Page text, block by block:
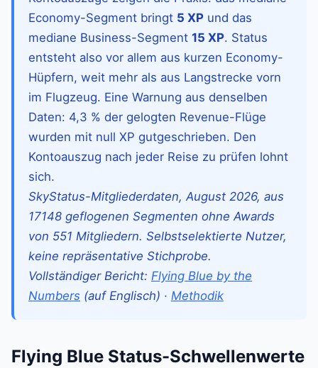
Economy-Segment bringt 5 XP und das
mediane Business-Segment 15 XP. Status
entsteht also vor allem aus kurzen Economy-
Hüpfern, weit mehr als aus Langstrecke vorn
im Flugzeug. Eine Warnung aus denselben
Daten: 4,3 % der gelogten Revenue-Flüge
wurden mit null XP gutgeschrieben. Den
Kontoauszug nach jeder Reise zu prüfen lohnt
sich.
SkyStatus-Mitgliederdaten, August 2026, aus
17148 geflogenen Segmenten ohne Awards
von 551 Mitgliedern. Selbstselektierte Nutzer,
keine repräsentative Stichprobe.
Vollständiger Bericht: Flying Blue by the
Numbers (auf Englisch) · Methodik
Flying Blue Status-Schwellenwerte